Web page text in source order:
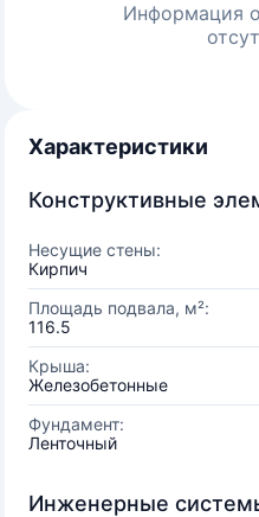
Информация
Характеристики
Конструктивные
Несущие стены:
Кирпич
Площадь подвала, м²:
116.5
Крыша:
Железобетонные
Фундамент:
Ленточный
Инженерные